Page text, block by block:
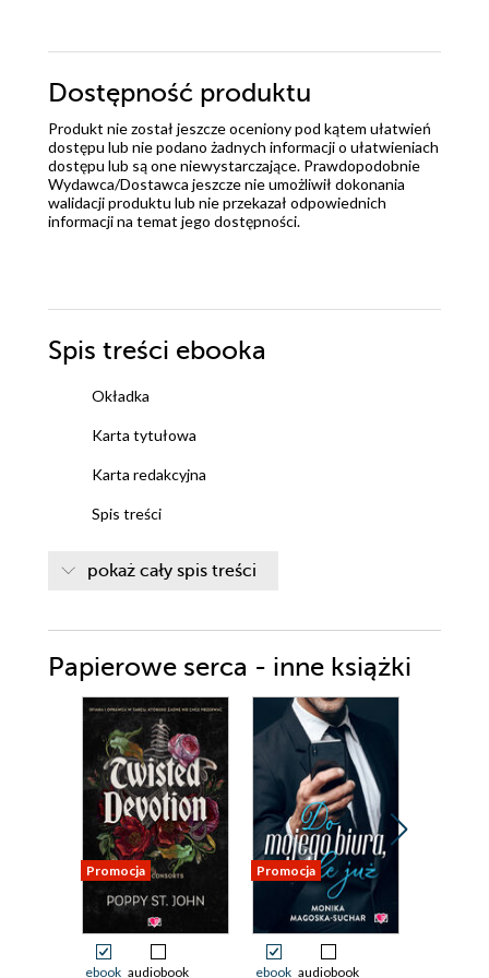
Dostępność produktu
Produkt nie został jeszcze oceniony pod kątem ułatwień
dostępu lub nie podano żadnych informacji o ułatwieniach
dostępu lub są one niewystarczające. Prawdopodobnie
Wydawca/Dostawca jeszcze nie umożliwił dokonania
walidacji produktu lub nie przekazał odpowiednich
informacji na temat jego dostępności.
Spis treści ebooka
Okładka
Karta tytułowa
Karta redakcyjna
Spis treści
Rozdział 3
Rozdział 4
Rozdział 5
Rozdział 6
Rozdział 7
Rozdział 8
Rozdział 9
Rozdział 10
Rozdział 11
pokaż cały spis treści
Papierowe serca - inne książki
Promocja
ebook audiobook
Promocja
ebook audiobook